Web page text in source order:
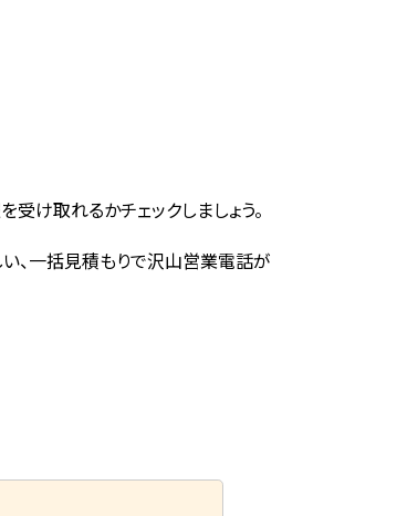
け取れるかチェックしましょう。
、一括見積もりで沢山営業電話が